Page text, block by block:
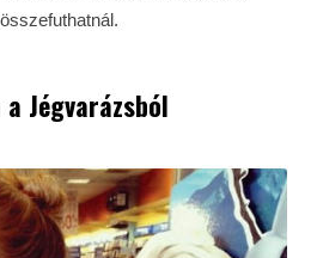
a Jégvarázsból